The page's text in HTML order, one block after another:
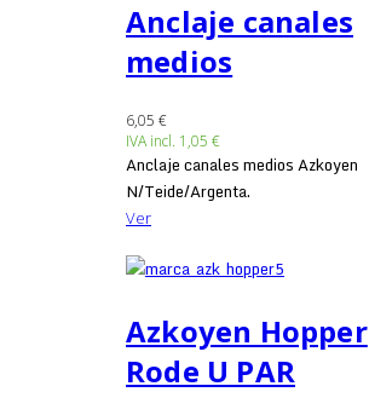
Anclaje canales
medios
6,05 €
IVA incl. 1,05 €
Anclaje canales medios Azkoyen
N/Teide/Argenta.
Ver
Azkoyen Hopper
Rode U PAR